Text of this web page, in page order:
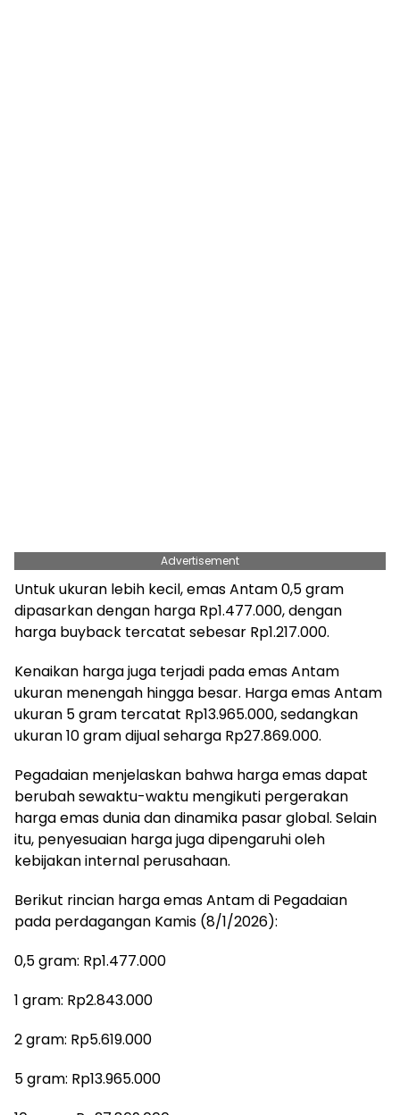
Advertisement
Untuk ukuran lebih kecil, emas Antam 0,5 gram
dipasarkan dengan harga Rp1.477.000, dengan
harga buyback tercatat sebesar Rp1.217.000.
Kenaikan harga juga terjadi pada emas Antam
ukuran menengah hingga besar. Harga emas Antam
ukuran 5 gram tercatat Rp13.965.000, sedangkan
ukuran 10 gram dijual seharga Rp27.869.000.
Pegadaian menjelaskan bahwa harga emas dapat
berubah sewaktu-waktu mengikuti pergerakan
harga emas dunia dan dinamika pasar global. Selain
itu, penyesuaian harga juga dipengaruhi oleh
kebijakan internal perusahaan.
Berikut rincian harga emas Antam di Pegadaian
pada perdagangan Kamis (8/1/2026):
0,5 gram: Rp1.477.000
1 gram: Rp2.843.000
2 gram: Rp5.619.000
5 gram: Rp13.965.000